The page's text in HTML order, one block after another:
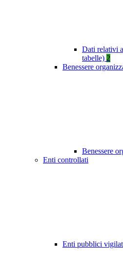
Dati relativi
tabelle) 2
Benessere
Benessere
Enti controllati
Enti pubblici